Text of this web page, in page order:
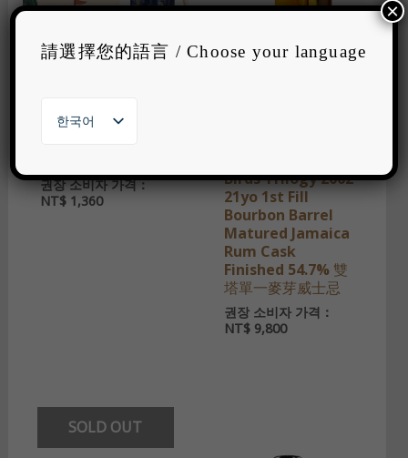
山野微醺組｜單一
麥芽x4 + 調和x4 +
권장 소비자 가격：
NT$1,360
Birds Trilogy 2002
21yo 1st Fill
Bourbon Barrel
Matured Jamaica
Rum Cask
Finished 54.7% 雙
塔單一麥芽威士忌
권장 소비자 가격：
NT$9,800
SOLD OUT
請選擇您的語言 / Choose your language
한국어
繁體中文
日本語
×